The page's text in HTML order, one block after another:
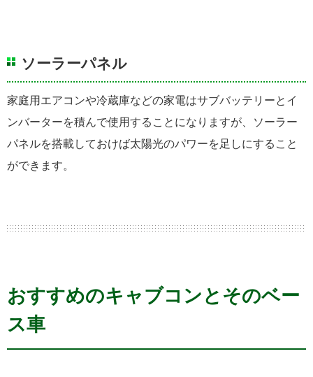
ソーラーパネル
家庭用エアコンや冷蔵庫などの家電はサブバッテリーとイ
ンバーターを積んで使用することになりますが、ソーラー
パネルを搭載しておけば太陽光のパワーを足しにすること
ができます。
おすすめのキャブコンとそのベー
ス車